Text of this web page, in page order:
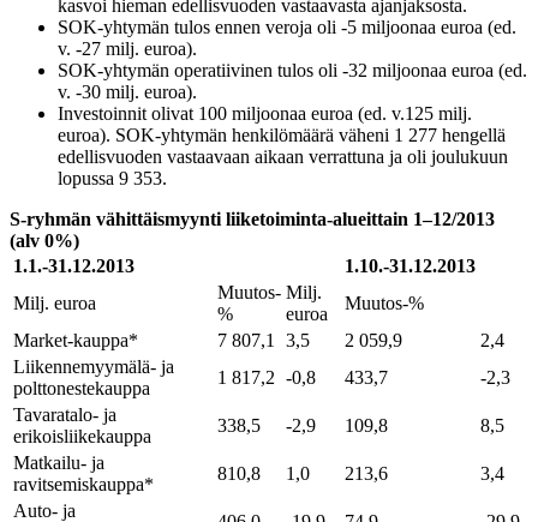
kasvoi hieman edellisvuoden vastaavasta ajanjaksosta.
SOK-yhtymän tulos ennen veroja oli -5 miljoonaa euroa (ed.
v. -27 milj. euroa).
SOK-yhtymän operatiivinen tulos oli -32 miljoonaa euroa (ed.
v. -30 milj. euroa).
Investoinnit olivat 100 miljoonaa euroa (ed. v.125 milj.
euroa). SOK-yhtymän henkilömäärä väheni 1 277 hengellä
edellisvuoden vastaavaan aikaan verrattuna ja oli joulukuun
lopussa 9 353.
S-ryhmän vähittäismyynti liiketoiminta-alueittain 1–12/2013
(alv 0%)
1.1.-31.12.2013
1.10.-31.12.2013
Milj. euroa
Muutos-
%
Milj.
euroa
Muutos-%
Market-kauppa*
7 807,1 3,5 2 059,9
2,4
Liikennemyymälä- ja
polttonestekauppa
1 817,2 -0,8 433,7
-2,3
Tavaratalo- ja
erikoisliikekauppa
338,5 -2,9 109,8
8,5
Matkailu- ja
ravitsemiskauppa*
810,8 1,0 213,6
3,4
Auto- ja